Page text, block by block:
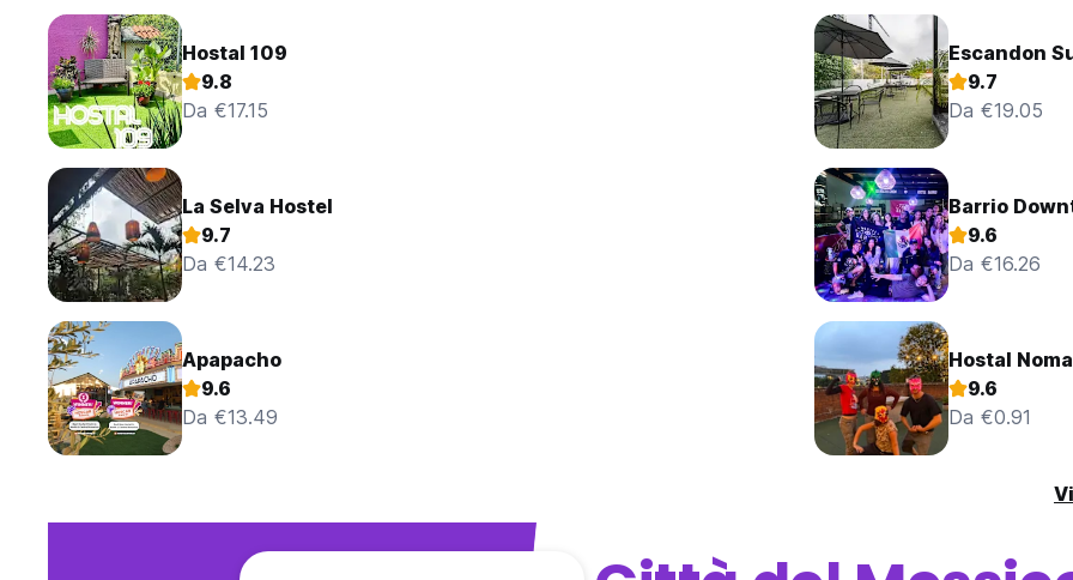
Hostal 109
9.8
Da €17.15
Escandon
9.7
Da €19.05
La Selva Hostel
9.7
Da €14.23
Barrio
9.6
Da €16.26
Apapacho
9.6
Da €13.49
Hostal
9.6
Da €0.91